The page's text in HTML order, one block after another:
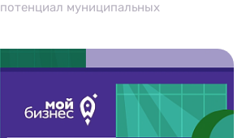
муниципальных